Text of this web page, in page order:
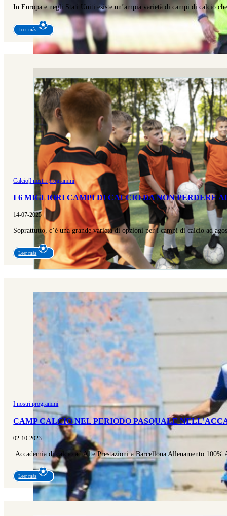
In Europa e negli Stati Uniti esiste un’ampia varietà di campi di calcio
Leer más
Calcio|I nostri programmi
I 6 MIGLIORI CAMPI DI CALCIO DA NON PERDERE
14-07-2025
Soprattutto, c’è una grande varietà di opzioni per i campi di calcio ad
Leer más
I nostri programmi
CAMP CALCIO NEL PERIODO PASQUALE
02-10-2023
Accademia di calcio ad Alte Prestazioni a Barcellona Allenamento
Leer más